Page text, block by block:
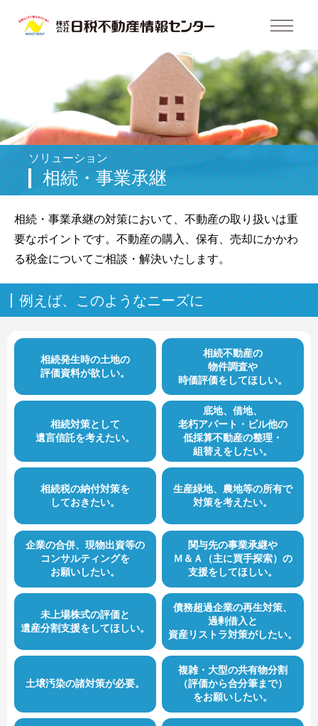
ソリューション
相続・事業承継
相続・事業承継の対策において、不動産の取り扱いは重
要なポイントです。不動産の購入、保有、売却にかかわ
る税金についてご相談・解決いたします。
例えば、このようなニーズに
相続発生時の土地の
評価資料が欲しい。
相続不動産の
物件調査や
時価評価をしてほしい。
相続対策として
遺言信託を考えたい。
底地、借地、
老朽アパート・ビル他の
低採算不動産の整理・
組替えをしたい。
相続税の納付対策を
しておきたい。
生産緑地、農地等の所有で
対策を考えたい。
企業の合併、現物出資等の
コンサルティングを
お願いしたい。
関与先の事業承継や
Ｍ＆Ａ（主に買手探索）の
支援をしてほしい。
未上場株式の評価と
遺産分割支援をしてほしい。
債務超過企業の再生対策、
過剰借入と
資産リストラ対策がしたい。
土壌汚染の諸対策が必要。
複雑・大型の共有物分割
（評価から合分筆まで）
をお願いしたい。